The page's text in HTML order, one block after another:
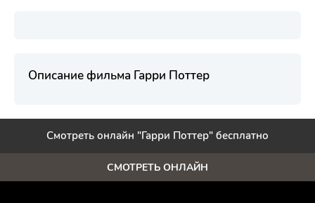
Описание фильма Гарри Поттер
Смотреть онлайн "Гарри Поттер" бесплатно
СМОТРЕТЬ ОНЛАЙН